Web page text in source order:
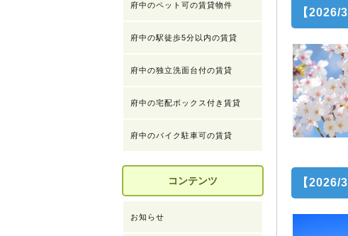
【
【
府中のペット可の賃貸物件
府中の駅徒歩5分以内の賃貸
府中の独立洗面台付の賃貸
府中の宅配ボックス付き賃貸
府中のバイク駐車可の賃貸
コンテンツ
お知らせ